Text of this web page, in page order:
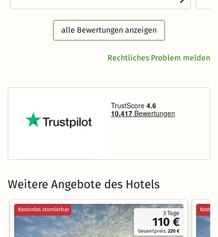
alle Bewertungen anzeigen
Rechtliches Problem melden
Weitere Angebote des Hotels
3 Tage
110 €
Gesamtpreis:220 €
Kostenlos stornierbar